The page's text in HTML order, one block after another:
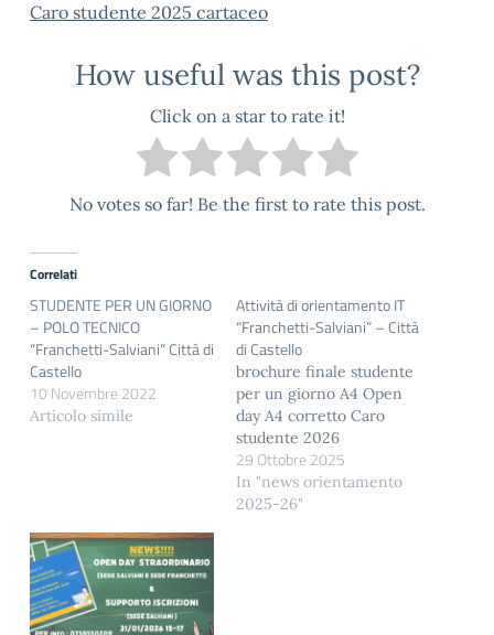
Caro studente 2025 cartaceo
How useful was this post?
Click on a star to rate it!
No votes so far! Be the first to rate this post.
Correlati
STUDENTE PER UN GIORNO
– POLO TECNICO
“Franchetti-Salviani” Città di
Castello
10 Novembre 2022
Articolo simile
Attività di orientamento IT
“Franchetti-Salviani” – Città
di Castello
brochure finale studente
per un giorno A4 Open
day A4 corretto Caro
studente 2026
29 Ottobre 2025
In "news orientamento
2025-26"